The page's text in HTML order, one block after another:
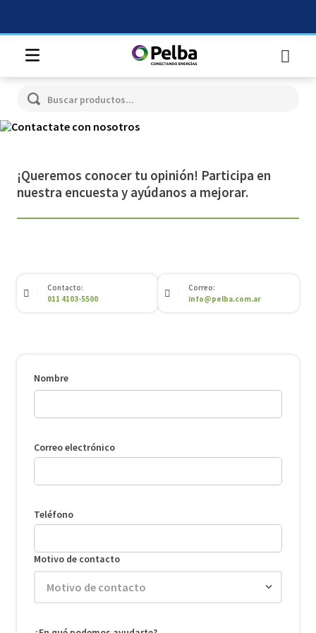
Buscar productos...
¡Queremos conocer tu opinión! Participa en
nuestra encuesta y ayúdanos a mejorar.
Contacto:
011 4103-5500
Correo:
info@pelba.com.ar
Nombre
Motivo de contacto
Motivo de contacto